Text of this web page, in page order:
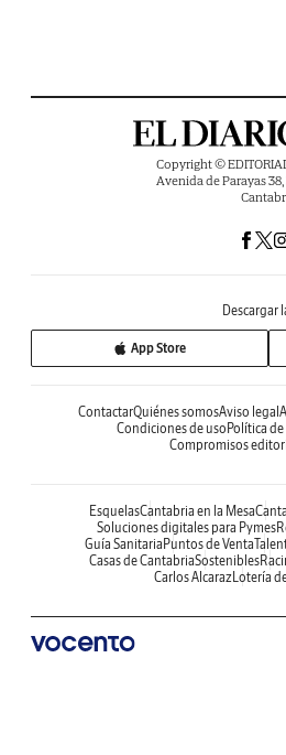
Copyright ©
Avenida de Parayas 38,
Descargar
App Store
ContactarQuiénes somosAviso legal
Condiciones de usoPolítica
Compromisos
EsquelasCantabria en la Mesa
Soluciones digitales para Pymes
Guía SanitariaPuntos de Venta
Casas de CantabriaSostenibles
Carlos AlcarazLotería